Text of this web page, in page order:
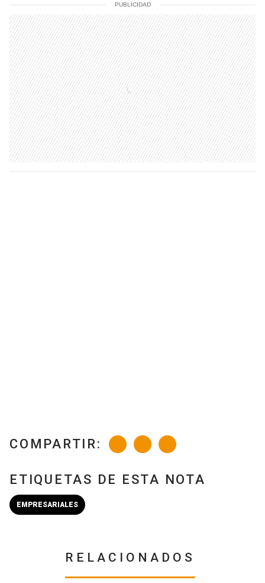
PUBLICIDAD
COMPARTIR:
ETIQUETAS DE ESTA NOTA
EMPRESARIALES
RELACIONADOS